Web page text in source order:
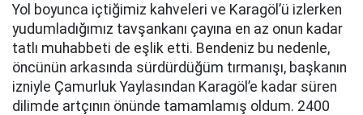
Yol boyunca içtiğimiz kahveleri ve Karagöl’ü izlerken
yudumladığımız tavşankanı çayına en az onun kadar
tatlı muhabbeti de eşlik etti. Bendeniz bu nedenle,
öncünün arkasında sürdürdüğüm tırmanışı, başkanın
izniyle Çamurluk Yaylasından Karagöl’e kadar süren
dilimde artçının önünde tamamlamış oldum. 2400